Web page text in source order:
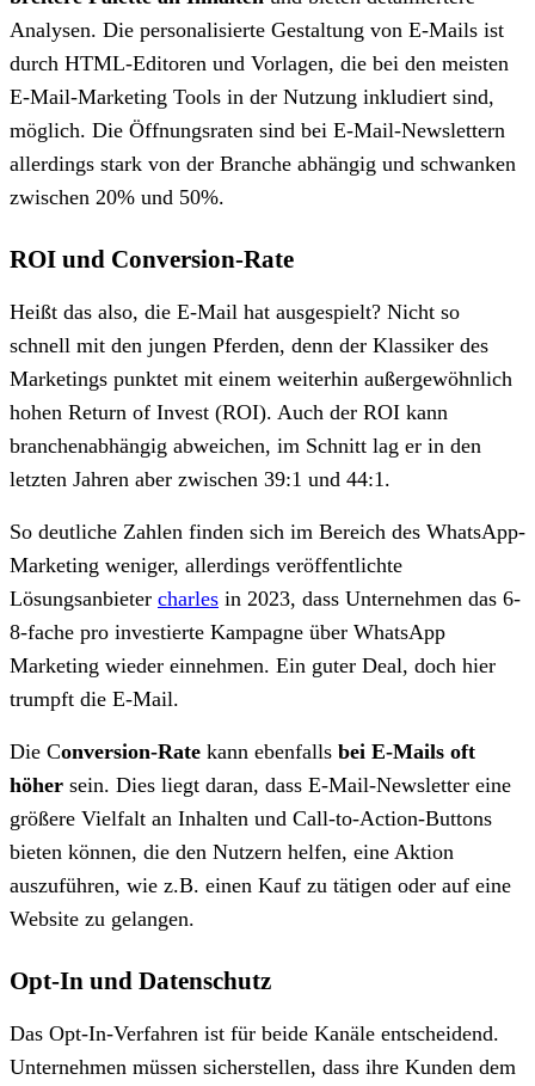
Analysen. Die personalisierte Gestaltung von E-Mails ist
durch HTML-Editoren und Vorlagen, die bei den meisten
E-Mail-Marketing Tools in der Nutzung inkludiert sind,
möglich. Die Öffnungsraten sind bei E-Mail-Newslettern
allerdings stark von der Branche abhängig und schwanken
zwischen 20% und 50%.
ROI und Conversion-Rate
Heißt das also, die E-Mail hat ausgespielt? Nicht so
schnell mit den jungen Pferden, denn der Klassiker des
Marketings punktet mit einem weiterhin außergewöhnlich
hohen Return of Invest (ROI). Auch der ROI kann
branchenabhängig abweichen, im Schnitt lag er in den
letzten Jahren aber zwischen 39:1 und 44:1.
So deutliche Zahlen finden sich im Bereich des WhatsApp-
Marketing weniger, allerdings veröffentlichte
Lösungsanbieter charles in 2023, dass Unternehmen das 6-
8-fache pro investierte Kampagne über WhatsApp
Marketing wieder einnehmen. Ein guter Deal, doch hier
trumpft die E-Mail.
Die Conversion-Rate kann ebenfalls bei E-Mails oft
höher sein. Dies liegt daran, dass E-Mail-Newsletter eine
größere Vielfalt an Inhalten und Call-to-Action-Buttons
bieten können, die den Nutzern helfen, eine Aktion
auszuführen, wie z.B. einen Kauf zu tätigen oder auf eine
Website zu gelangen.
Opt-In und Datenschutz
Das Opt-In-Verfahren ist für beide Kanäle entscheidend.
Unternehmen müssen sicherstellen, dass ihre Kunden dem